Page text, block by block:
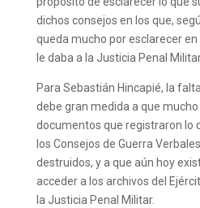
dichos consejos en los que,
queda mucho por esclarecer
le daba a la Justicia Penal
Para Sebastián Hincapié, la
debe gran medida a que
documentos que registraron lo
los Consejos de Guerra
destruidos, y a que aún hoy
acceder a los archivos del
la Justicia Penal Militar.